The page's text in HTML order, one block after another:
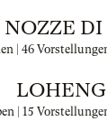
NOZZE
| 46
| 15